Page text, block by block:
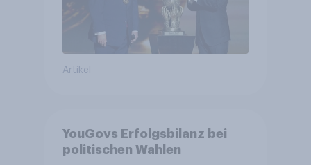
Artikel
YouGovs Erfolgsbilanz bei
politischen Wahlen